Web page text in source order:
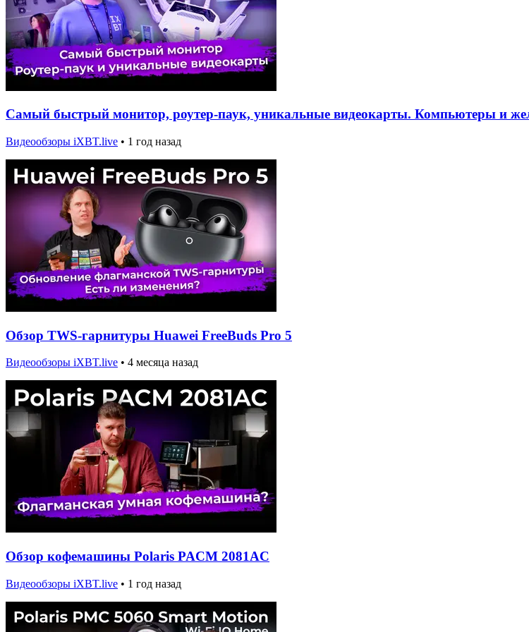
Самый быстрый монитор, роутер-паук, уникальные видеокарты. Компьютеры и
Видеообзоры iXBT.live • 1 год назад
Обзор TWS-гарнитуры Huawei FreeBuds Pro 5
Видеообзоры iXBT.live • 4 месяца назад
Обзор кофемашины Polaris PACM 2081AC
Видеообзоры iXBT.live • 1 год назад